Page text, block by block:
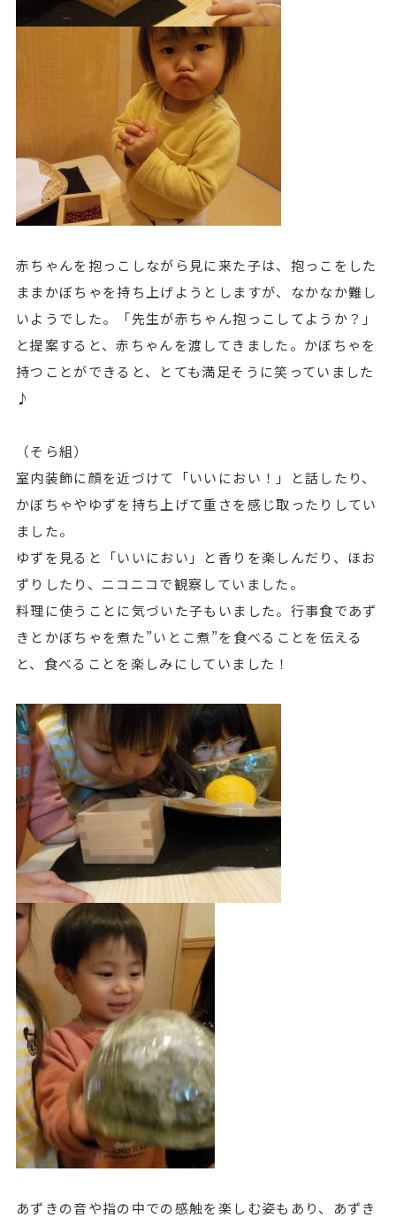
赤ちゃんを抱っこしながら見に来た子は、抱っこをした
ままかぼちゃを持ち上げようとしますが、なかなか難し
いようでした。「先生が赤ちゃん抱っこしてようか？」
と提案すると、赤ちゃんを渡してきました。かぼちゃを
持つことができると、とても満足そうに笑っていました
♪
（そら組）
室内装飾に顔を近づけて「いいにおい！」と話したり、
かぼちゃやゆずを持ち上げて重さを感じ取ったりしてい
ました。
ゆずを見ると「いいにおい」と香りを楽しんだり、ほお
ずりしたり、ニコニコで観察していました。
料理に使うことに気づいた子もいました。行事食であず
きとかぼちゃを煮た”いとこ煮”を食べることを伝える
と、食べることを楽しみにしていました！
あずきの音や指の中での感触を楽しむ姿もあり、あずき